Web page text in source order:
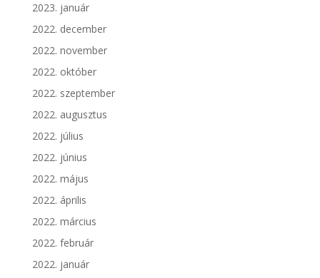
2023. január
2022. december
2022. november
2022. október
2022. szeptember
2022. augusztus
2022. július
2022. június
2022. május
2022. április
2022. március
2022. február
2022. január